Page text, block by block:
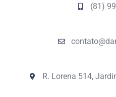
(81)
R. Lorena 514,